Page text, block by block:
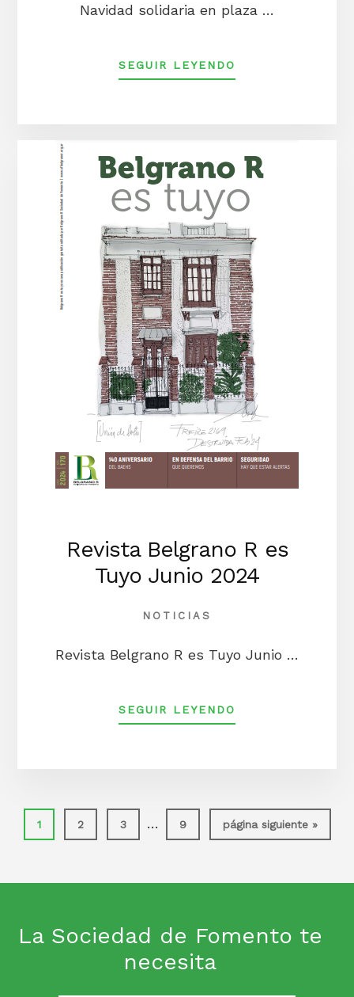
Navidad solidaria en plaza …
SEGUIR LEYENDO
DENAVIDAD
Revista Belgrano R es
Tuyo Junio 2024
NOTICIAS
Revista Belgrano R es Tuyo Junio …
SEGUIR LEYENDO
DEREVISTA
JUNIO
2024
Página
1 Página
2 Página
3
Páginas
intermedias
… Página
9
Ir
a
página siguiente »
La Sociedad de Fomento te
necesita